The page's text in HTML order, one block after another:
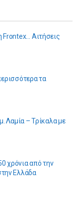
Αιτήσεις
τα
Λαμία – Τρίκαλα με
χρόνια από την
Ελλάδα